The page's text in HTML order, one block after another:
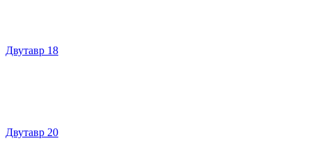
Двутавр 18
Двутавр 20